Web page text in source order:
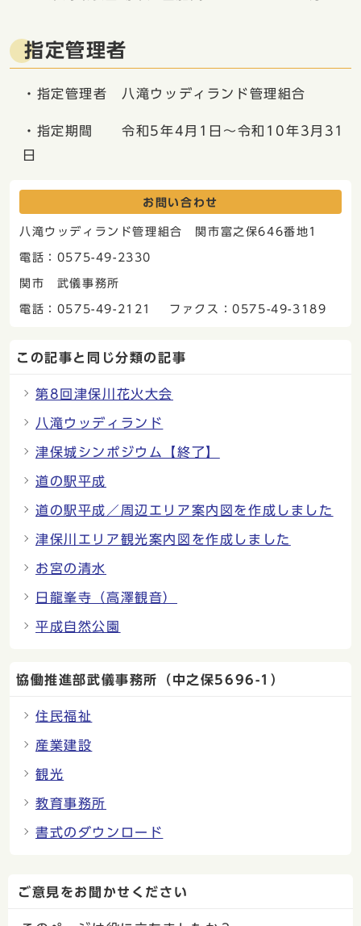
指定管理者
・指定管理者 八滝ウッディランド管理組合
・指定期間 令和5年4月1日～令和10年3月31
日
お問い合わせ
八滝ウッディランド管理組合 関市富之保646番地1
電話：0575-49-2330
関市 武儀事務所
電話：0575-49-2121 ファクス：0575-49-3189
この記事と同じ分類の記事
第8回津保川花火大会
八滝ウッディランド
津保城シンポジウム【終了】
道の駅平成
道の駅平成／周辺エリア案内図を作成しました
津保川エリア観光案内図を作成しました
お宮の清水
日龍峯寺（高澤観音）
平成自然公園
協働推進部武儀事務所（中之保5696-1）
住民福祉
産業建設
観光
教育事務所
書式のダウンロード
ご意見をお聞かせください